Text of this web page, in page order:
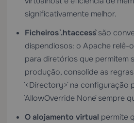
significativamente melhor.
Ficheiros `.htaccess`são
dispendiosos: o Apache relê-
para diretórios que permitem
produção, consolide as
`<Directory>` na configuração
`AllowOverride None` sempre
O alojamento virtual permite